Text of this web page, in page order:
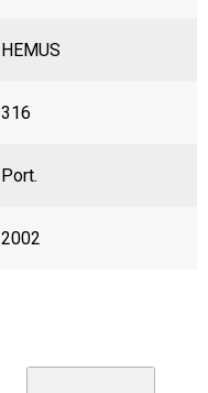
HEMUS
316
Port.
2002